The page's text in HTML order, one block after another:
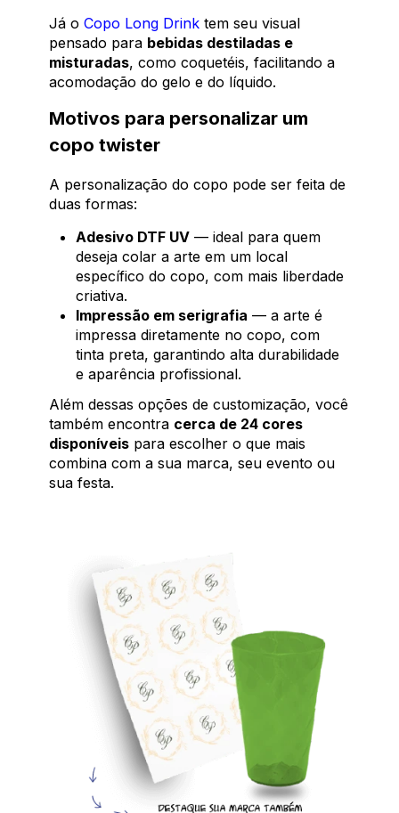
Já o Copo Long Drink tem seu visual
pensado para bebidas destiladas e
misturadas, como coquetéis, facilitando a
acomodação do gelo e do líquido.
Motivos para personalizar um
copo twister
A personalização do copo pode ser feita de
duas formas:
Adesivo DTF UV — ideal para quem
deseja colar a arte em um local
específico do copo, com mais liberdade
criativa.
Impressão em serigrafia — a arte é
impressa diretamente no copo, com
tinta preta, garantindo alta durabilidade
e aparência profissional.
Além dessas opções de customização, você
também encontra cerca de 24 cores
disponíveis para escolher o que mais
combina com a sua marca, seu evento ou
sua festa.